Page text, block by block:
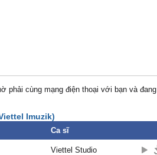
phải cùng mạng điện thoại với bạn và đang
Imuzik)
Ca sĩ
Viettel Studio